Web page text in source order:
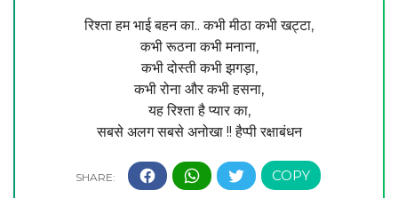
रिश्ता हम भाई बहन का.. कभी मीठा कभी खट्टा,
कभी रूठना कभी मनाना,
कभी दोस्ती कभी झगड़ा,
कभी रोना और कभी हसना,
यह रिश्ता है प्यार का,
सबसे अलग सबसे अनोखा !! हैप्पी रक्षाबंधन